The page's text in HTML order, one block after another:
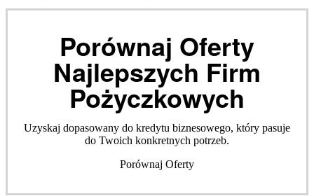
Porównaj Oferty
Najlepszych Firm
Pożyczkowych
Uzyskaj dopasowany do kredytu biznesowego, który pasuje
do Twoich konkretnych potrzeb.
Porównaj Oferty